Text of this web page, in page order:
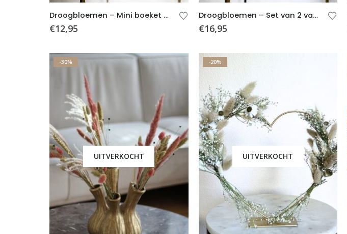
Droogbloemen – Mini boeket Brechtje (incl. vaas)
€12,95
Droogbloemen – Set van 2 vaasjes met droogbloemen
€16,95
-30%
UITVERKOCHT
-20%
UITVERKOCHT